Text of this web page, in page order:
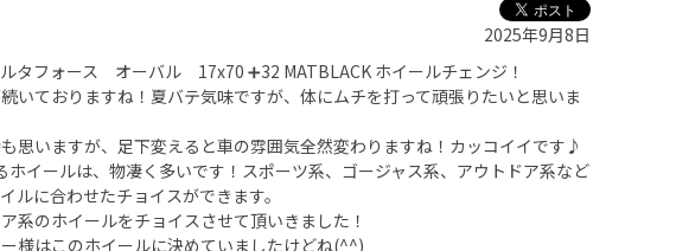
2025年9月8日
タフォース オーバル 17x70 ➕32 MATBLACK ホイールチェンジ！
いておりますね！夏バテ気味ですが、体にムチを打って頑張りたいと思いま
思いますが、足下変えると車の雰囲気全然変わりますね！カッコイイです♪
ホイールは、物凄く多いです！スポーツ系、ゴージャス系、アウトドア系など
ルに合わせたチョイスができます。
系のホイールをチョイスさせて頂いきました！
様はこのホイールに決めていましたけどね(^^)